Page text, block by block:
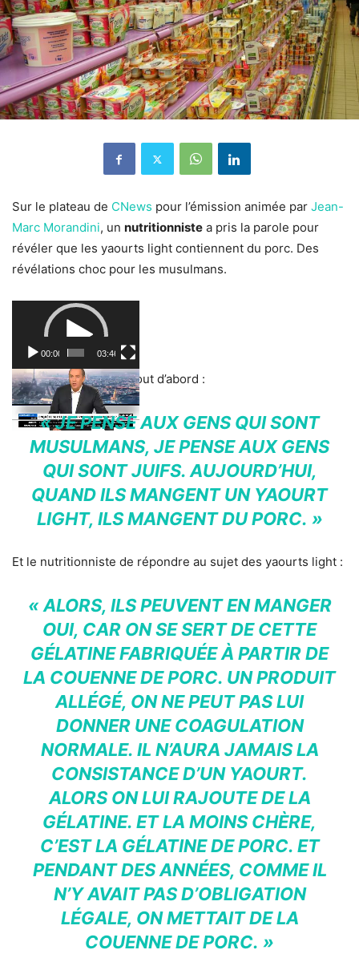
Sur le plateau de CNews pour l’émission animée par Jean-
Marc Morandini, un nutritionniste a pris la parole pour
révéler que les yaourts light contiennent du porc. Des
révélations choc pour les musulmans.
Lecteur
00:00 03:46
L’animateur explique tout d’abord :
« JE PENSE AUX GENS QUI SONT
MUSULMANS, JE PENSE AUX GENS
QUI SONT JUIFS. AUJOURD’HUI,
QUAND ILS MANGENT UN YAOURT
LIGHT, ILS MANGENT DU PORC. »
Et le nutritionniste de répondre au sujet des yaourts light :
« ALORS, ILS PEUVENT EN MANGER
OUI, CAR ON SE SERT DE CETTE
GÉLATINE FABRIQUÉE À PARTIR DE
LA COUENNE DE PORC. UN PRODUIT
ALLÉGÉ, ON NE PEUT PAS LUI
DONNER UNE COAGULATION
NORMALE. IL N’AURA JAMAIS LA
CONSISTANCE D’UN YAOURT.
ALORS ON LUI RAJOUTE DE LA
GÉLATINE. ET LA MOINS CHÈRE,
C’EST LA GÉLATINE DE PORC. ET
PENDANT DES ANNÉES, COMME IL
N’Y AVAIT PAS D’OBLIGATION
LÉGALE, ON METTAIT DE LA
COUENNE DE PORC. »